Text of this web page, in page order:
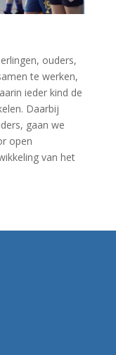
ouders,
te werken,
ieder kind de
Daarbij
gaan we
open
van het